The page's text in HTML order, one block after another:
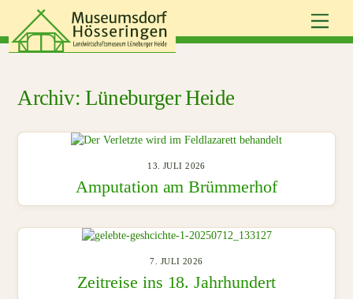
content
Lüneburger Heide
13. JULI 2026
Amputation am Brümmerhof
7. JULI 2026
Zeitreise ins 18. Jahrhundert